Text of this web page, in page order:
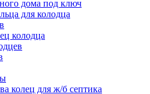
дома под ключ
для колодца
колодца
колец для ж/б септика